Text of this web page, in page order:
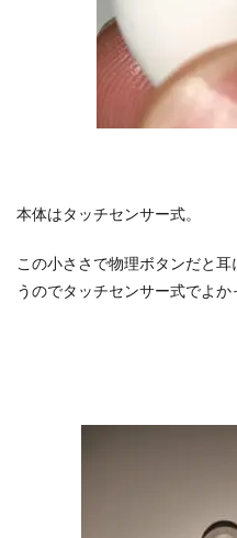
本体はタッチセンサー式。
この小ささで物理ボタンだと
うのでタッチセンサー式でよか